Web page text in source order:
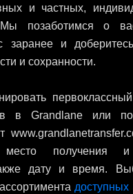
и частных,
позаботимся о
заранее и
и сохранности.
в Grandlane или
получения и
дату и время.
доступных